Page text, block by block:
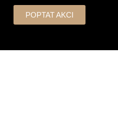
POPTAT AKCI